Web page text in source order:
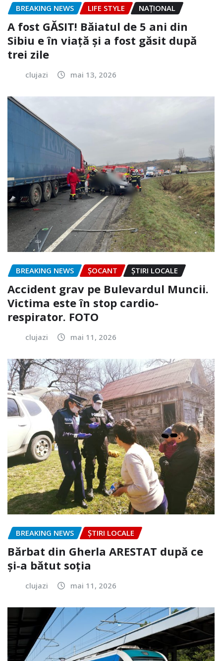
BREAKING NEWS LIFE STYLE NAŢIONAL
A fost GĂSIT! Băiatul de 5 ani din
Sibiu e în viață și a fost găsit după
trei zile
clujazi mai 13, 2026
BREAKING NEWS ȘOCANT ȘTIRI LOCALE
Accident grav pe Bulevardul Muncii.
Victima este în stop cardio-
respirator. FOTO
clujazi mai 11, 2026
BREAKING NEWS ȘTIRI LOCALE
Bărbat din Gherla ARESTAT după ce
și-a bătut soția
clujazi mai 11, 2026